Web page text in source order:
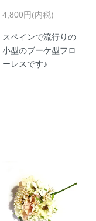
4,800円(内税)
スペインで流行りの
小型のブーケ型フロ
ーレスです♪